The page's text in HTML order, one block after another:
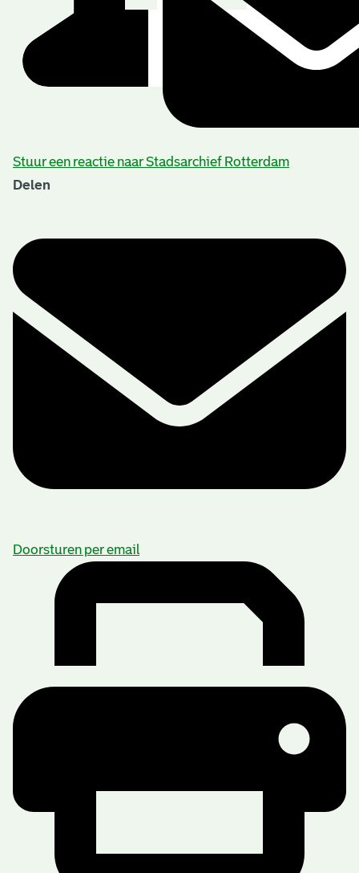
Stuur een reactie naar Stadsarchief Rotterdam
Delen
Doorsturen per email